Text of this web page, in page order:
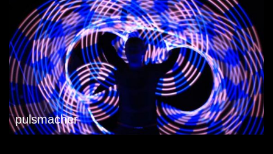
pulsmacher